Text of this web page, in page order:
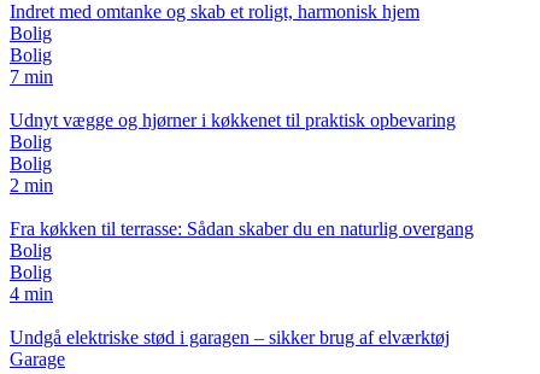
Indret med omtanke og skab et roligt, harmonisk hjem
Bolig
Bolig
7 min
Udnyt vægge og hjørner i køkkenet til praktisk opbevaring
Bolig
Bolig
2 min
Fra køkken til terrasse: Sådan skaber du en naturlig overgang
Bolig
Bolig
4 min
Undgå elektriske stød i garagen – sikker brug af elværktøj
Garage